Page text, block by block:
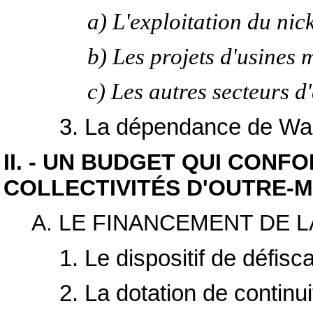
a) L'exploitation du
b) Les projets d'usines
c) Les autres secteurs
3. La dépendance de
II. - UN BUDGET QUI
COLLECTIVITÉS D'OUTRE-
A. LE FINANCEMENT DE
1. Le dispositif de
2. La dotation de